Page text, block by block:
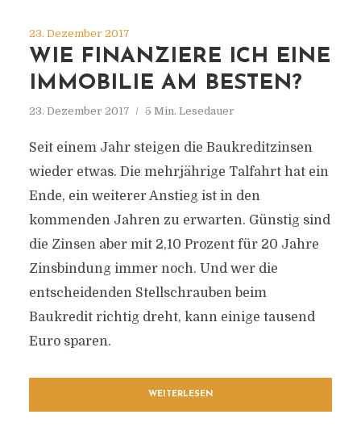
23. Dezember 2017
WIE FINANZIERE ICH EINE
IMMOBILIE AM BESTEN?
23. Dezember 2017 5 Min. Lesedauer
Seit einem Jahr steigen die Baukreditzinsen
wieder etwas. Die mehrjährige Talfahrt hat ein
Ende, ein weiterer Anstieg ist in den
kommenden Jahren zu erwarten. Günstig sind
die Zinsen aber mit 2,10 Prozent für 20 Jahre
Zinsbindung immer noch. Und wer die
entscheidenden Stellschrauben beim
Baukredit richtig dreht, kann einige tausend
Euro sparen.
WEITERLESEN